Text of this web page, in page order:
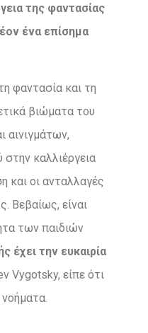
της φαντασίας
ένα επίσημα
φαντασία και τη
βιώματα του
αινιγμάτων,
καλλιέργεια
και οι ανταλλαγές
Βεβαίως, είναι
των παιδιών
έχει την ευκαιρία
Vygotsky, είπε ότι